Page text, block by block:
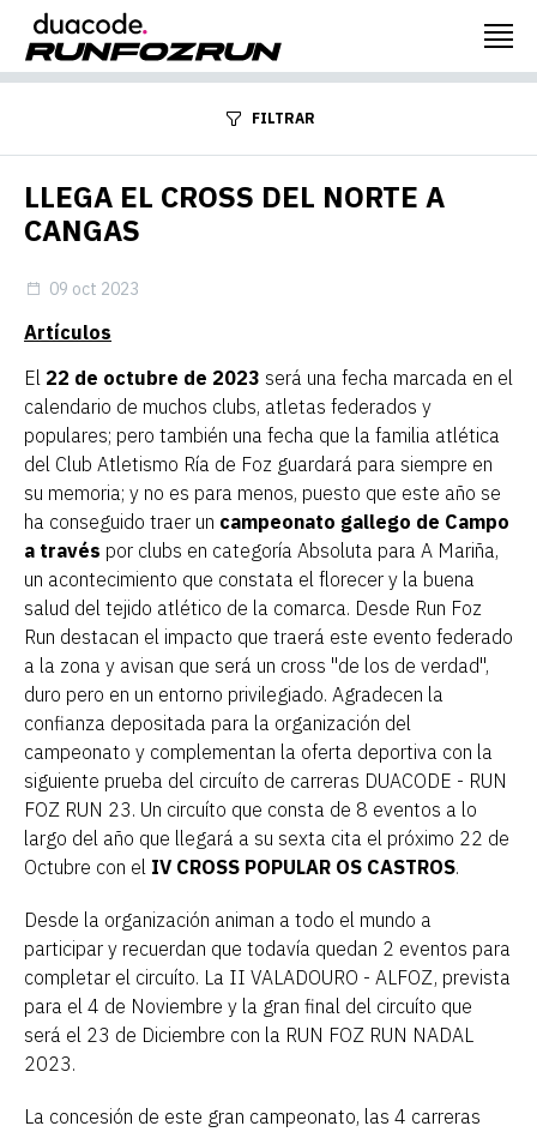
FILTRAR
LLEGA EL CROSS DEL NORTE A
CANGAS
09 oct 2023
Artículos
El 22 de octubre de 2023 será una fecha marcada en el
calendario de muchos clubs, atletas federados y
populares; pero también una fecha que la familia atlética
del Club Atletismo Ría de Foz guardará para siempre en
su memoria; y no es para menos, puesto que este año se
ha conseguido traer un campeonato gallego de Campo
a través por clubs en categoría Absoluta para A Mariña,
un acontecimiento que constata el florecer y la buena
salud del tejido atlético de la comarca. Desde Run Foz
Run destacan el impacto que traerá este evento federado
a la zona y avisan que será un cross "de los de verdad",
duro pero en un entorno privilegiado. Agradecen la
confianza depositada para la organización del
campeonato y complementan la oferta deportiva con la
siguiente prueba del circuíto de carreras DUACODE - RUN
FOZ RUN 23. Un circuíto que consta de 8 eventos a lo
largo del año que llegará a su sexta cita el próximo 22 de
Octubre con el IV CROSS POPULAR OS CASTROS.
Desde la organización animan a todo el mundo a
participar y recuerdan que todavía quedan 2 eventos para
completar el circuíto. La II VALADOURO - ALFOZ, prevista
para el 4 de Noviembre y la gran final del circuíto que
será el 23 de Diciembre con la RUN FOZ RUN NADAL
2023.
La concesión de este gran campeonato, las 4 carreras